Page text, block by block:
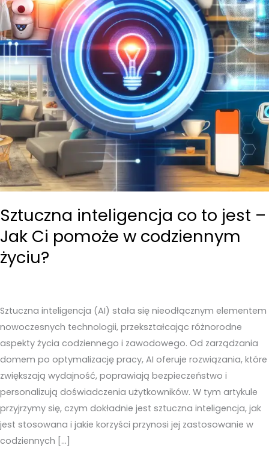
Sztuczna inteligencja co to jest –
Jak Ci pomoże w codziennym
życiu?
Sztuczna inteligencja (AI) stała się nieodłącznym elementem
nowoczesnych technologii, przekształcając różnorodne
aspekty życia codziennego i zawodowego. Od zarządzania
domem po optymalizację pracy, AI oferuje rozwiązania, które
zwiększają wydajność, poprawiają bezpieczeństwo i
personalizują doświadczenia użytkowników. W tym artykule
przyjrzymy się, czym dokładnie jest sztuczna inteligencja, jak
jest stosowana i jakie korzyści przynosi jej zastosowanie w
codziennych […]